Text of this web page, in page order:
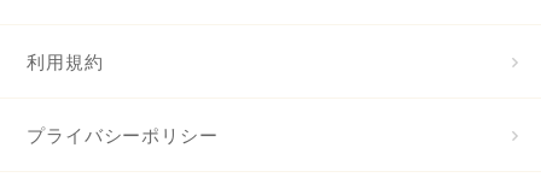
利用規約
プライバシーポリシー